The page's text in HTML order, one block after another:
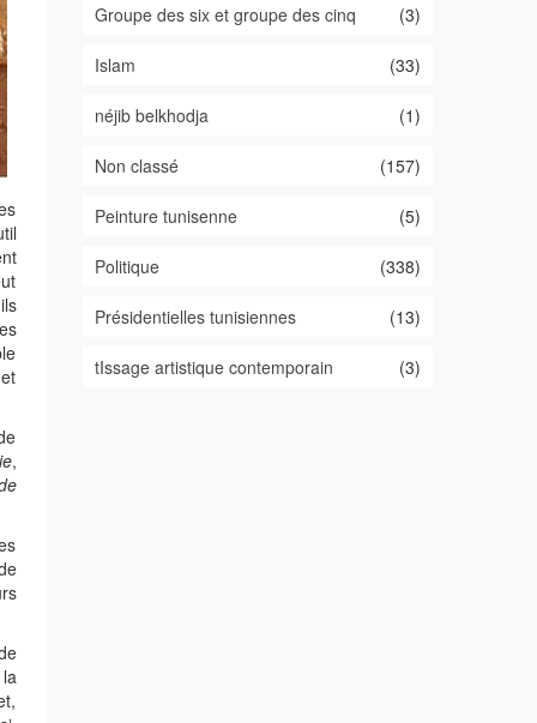
,
Groupe des six et groupe des cinq (3)
Islam (33)
néjib belkhodja (1)
Non classé (157)
Peinture tunisenne (5)
Politique (338)
Présidentielles tunisiennes (13)
tIssage artistique contemporain (3)